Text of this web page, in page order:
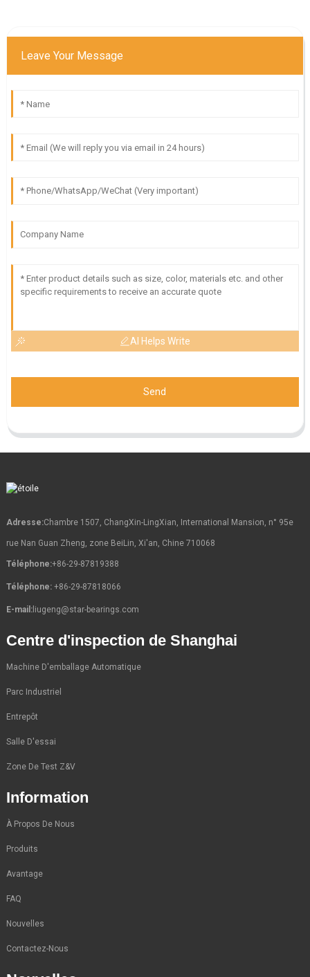
Leave Your Message
AI Helps Write
Send
Adresse:Chambre 1507, ChangXin-LingXian, International Mansion, n° 95e
rue Nan Guan Zheng, zone BeiLin, Xi'an, Chine 710068
Téléphone:+86-29-87819388
Téléphone: +86-29-87818066
E-mail:liugeng@star-bearings.com
Centre d'inspection de Shanghai
Machine D'emballage Automatique
Parc Industriel
Entrepôt
Salle D'essai
Zone De Test Z&V
Information
À Propos De Nous
Produits
Avantage
FAQ
Nouvelles
Contactez-Nous